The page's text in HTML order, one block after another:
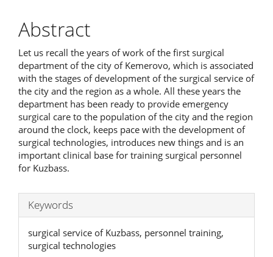
Abstract
Let us recall the years of work of the first surgical
department of the city of Kemerovo, which is associated
with the stages of development of the surgical service of
the city and the region as a whole. All these years the
department has been ready to provide emergency
surgical care to the population of the city and the region
around the clock, keeps pace with the development of
surgical technologies, introduces new things and is an
important clinical base for training surgical personnel
for Kuzbass.
Keywords
surgical service of Kuzbass, personnel training,
surgical technologies